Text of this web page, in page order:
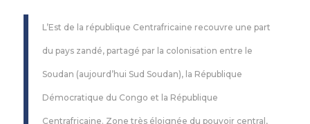
L’Est de la république Centrafricaine recouvre une part
du pays zandé, partagé par la colonisation entre le
Soudan (aujourd’hui Sud Soudan), la République
Démocratique du Congo et la République
Centrafricaine. Zone très éloignée du pouvoir central,